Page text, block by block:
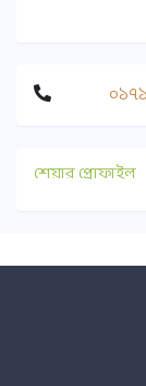
শেয়ার প্রোফাইল